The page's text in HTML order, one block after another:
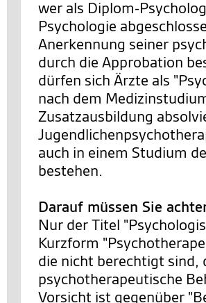
wer als Diplom-
Psychologie
Anerkennung seiner
durch die Approbation
dürfen sich Ärzte als
nach dem
Zusatzausbildung
auch in einem Studium
bestehen.
Darauf müssen Sie
Nur der Titel
Kurzform
die nicht berechtigt sind,
psychotherapeutische
Vorsicht ist gegenüber